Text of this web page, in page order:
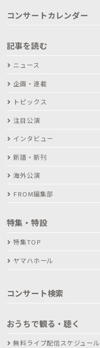
コンサートカレンダー
記事を読む
ニュース
企画・連載
トピックス
注目公演
インタビュー
新譜・新刊
海外公演
FROM編集部
特集・特設
特集TOP
ヤマハホール
コンサート検索
おうちで観る・聴く
無料ライブ配信スケジュール